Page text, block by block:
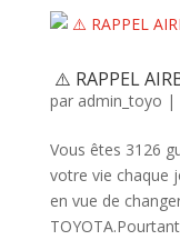
⚠️ RAPPEL
par admin_toyo |
Vous êtes 3126
votre vie chaque
en vue de